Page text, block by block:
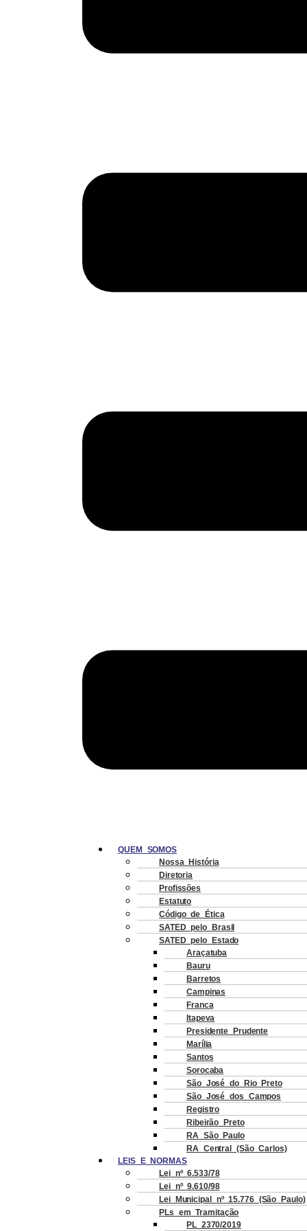
QUEM SOMOS
Nossa História
Diretoria
Profissões
Estatuto
Código de Ética
SATED pelo Brasil
SATED pelo Estado
Araçatuba
Bauru
Barretos
Campinas
Franca
Itapeva
Presidente Prudente
Marília
Santos
Sorocaba
São José do Rio Preto
São José dos Campos
Registro
Ribeirão Preto
RA São Paulo
RA Central (São Carlos)
LEIS E NORMAS
Lei nº 6.533/78
Lei nº 9.610/98
Lei Municipal nº 15.776 (São Paulo)
PLs em Tramitação
PL 2370/2019